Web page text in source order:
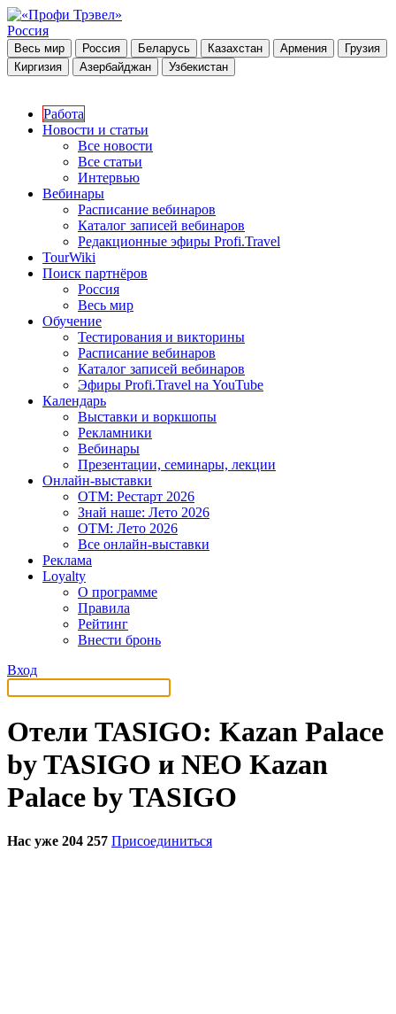
Россия
Весь мир Россия Беларусь Казахстан Армения
Грузия
Киргизия
Азербайджан Узбекистан
Работа
Новости и статьи
Все новости
Все статьи
Интервью
Вебинары
Расписание вебинаров
Каталог записей вебинаров
Редакционные эфиры Profi.Travel
TourWiki
Поиск партнёров
Россия
Весь мир
Обучение
Тестирования и викторины
Расписание вебинаров
Каталог записей вебинаров
Эфиры Profi.Travel на YouTube
Календарь
Выставки и воркшопы
Рекламники
Вебинары
Презентации, семинары, лекции
Онлайн-выставки
OTM: Рестарт 2026
Знай наше: Лето 2026
OTM: Лето 2026
Все онлайн-выставки
Реклама
Loyalty
О программе
Правила
Рейтинг
Внести бронь
Вход
Отели TASIGO: Kazan Palace
by TASIGO и NEO Kazan
Palace by TASIGO
Нас уже 204 257 Присоединиться